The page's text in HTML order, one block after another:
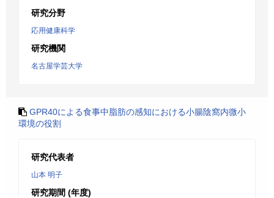
研究分野
応用健康科学
研究機関
名古屋学芸大学
GPR40による食事中脂肪の感知における小腸陰窩内微小
環境の役割
研究代表者
山本 明子
研究期間 (年度)